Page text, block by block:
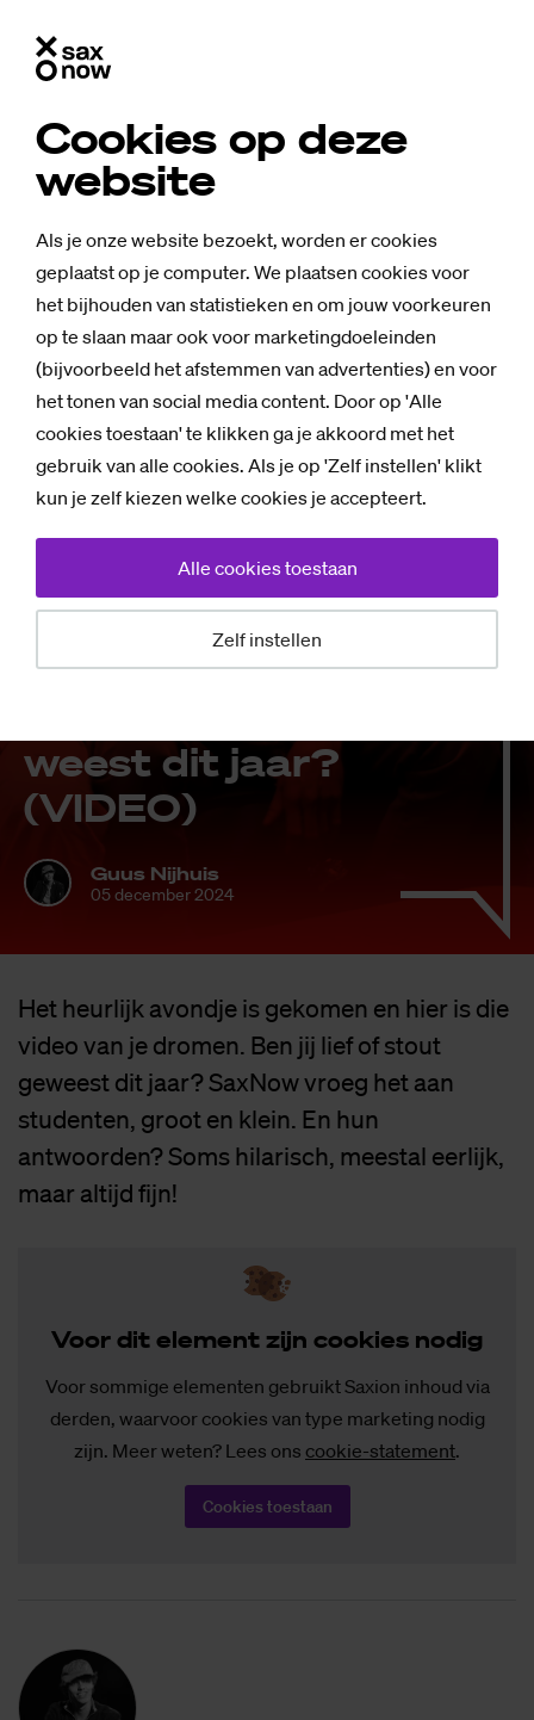
Cookies op deze
website
Als je onze website bezoekt, worden er cookies
geplaatst op je computer. We plaatsen cookies voor
het bijhouden van statistieken en om jouw voorkeuren
op te slaan maar ook voor marketingdoeleinden
(bijvoorbeeld het afstemmen van advertenties) en voor
het tonen van social media content. Door op 'Alle
cookies toestaan' te klikken ga je akkoord met het
gebruik van alle cookies. Als je op 'Zelf instellen' klikt
kun je zelf kiezen welke cookies je accepteert.
Zelf instellen
Alle cookies toestaan
Achtergrond
Sax­Praat! Ben jij
weest dit jaar?
(VI­DEO)
Guus Nijhuis
05 december 2024
Het heurlijk avondje is gekomen en hier is die
video van je dromen. Ben jij lief of stout
geweest dit jaar? SaxNow vroeg het aan
studenten, groot en klein. En hun
antwoorden? Soms hilarisch, meestal eerlijk,
maar altijd fijn!
Voor dit ele­ment zijn coo­kies no­dig
Voor sommige elementen gebruikt Saxion inhoud via
derden, waarvoor cookies van type marketing nodig
zijn. Meer weten? Lees ons cookie-statement.
Cookies toestaan